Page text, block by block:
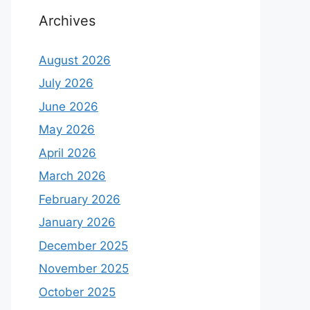
Archives
August 2026
July 2026
June 2026
May 2026
April 2026
March 2026
February 2026
January 2026
December 2025
November 2025
October 2025